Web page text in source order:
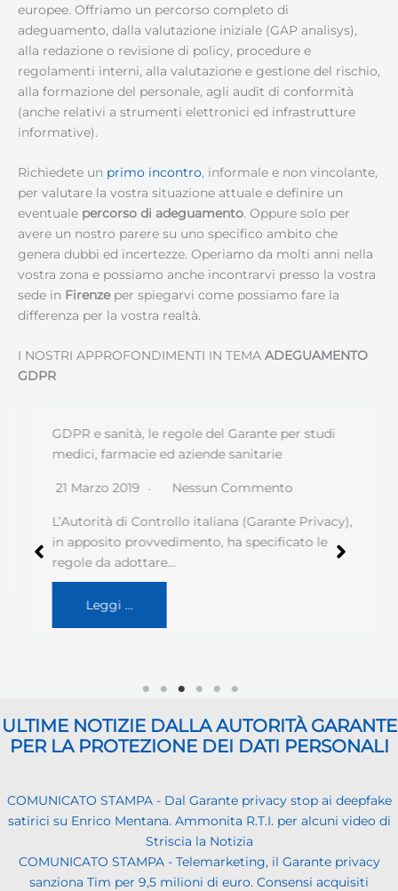
europee. Offriamo un percorso completo di
adeguamento, dalla valutazione iniziale (GAP analisys),
alla redazione o revisione di policy, procedure e
regolamenti interni, alla valutazione e gestione del rischio,
alla formazione del personale, agli audit di conformità
(anche relativi a strumenti elettronici ed infrastrutture
informative).
Richiedete un primo incontro, informale e non vincolante,
per valutare la vostra situazione attuale e definire un
eventuale percorso di adeguamento. Oppure solo per
avere un nostro parere su uno specifico ambito che
genera dubbi ed incertezze. Operiamo da molti anni nella
vostra zona e possiamo anche incontrarvi presso la vostra
sede in Firenzeper spiegarvi come possiamo fare la
differenza per la vostra realtà.
I NOSTRI APPROFONDIMENTI IN TEMA ADEGUAMENTO
GDPR
GDPR e sanità, le regole del Garante per studi
medici, farmacie ed aziende sanitarie
21 Marzo 2019 Nessun Commento
L’Autorità di Controllo italiana (Garante Privacy),
in apposito provvedimento, ha specificato le
regole da adottare…
Leggi …
ULTIME NOTIZIE DALLA AUTORITÀ GARANTE
PER LA PROTEZIONE DEI DATI PERSONALI
COMUNICATO STAMPA - Dal Garante privacy stop ai deepfake
satirici su Enrico Mentana. Ammonita R.T.I. per alcuni video di
Striscia la Notizia
COMUNICATO STAMPA - Telemarketing, il Garante privacy
sanziona Tim per 9,5 milioni di euro. Consensi acquisiti